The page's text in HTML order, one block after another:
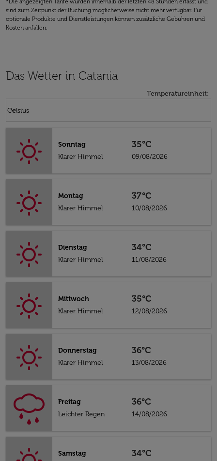
*Die angezeigten Tarife wurden innerhalb der letzten 48 Stunden erfasst und
sind zum Zeitpunkt der Buchung möglicherweise nicht mehr verfügbar. Für
optionale Produkte und Dienstleistungen können zusätzliche Gebühren und
Kosten anfallen.
Das Wetter in Catania
Temperatureinheit:
Celsius
keyboard_arrow_down
Sonntag
Klarer Himmel
35°C
09/08/2026
Montag
Klarer Himmel
37°C
10/08/2026
Dienstag
Klarer Himmel
34°C
11/08/2026
Mittwoch
Klarer Himmel
35°C
12/08/2026
Donnerstag
Klarer Himmel
36°C
13/08/2026
Freitag
Leichter Regen
36°C
14/08/2026
Samstag
34°C